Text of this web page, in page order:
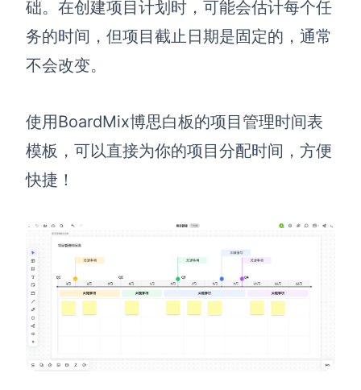
础。在创建项目计划时，可能会估计每个任
务的时间，但项目截止日期是固定的，通常
不会改变。
使用BoardMix博思白板的项目管理时间表
模板，可以直接为你的项目分配时间，方便
快捷！